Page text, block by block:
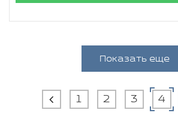
Показать еще
1 2 3 4